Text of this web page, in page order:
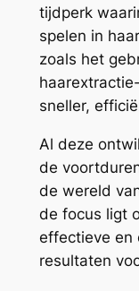
tijdperk
spelen in
zoals het
sneller,
Al deze
de
de wereld
de focus ligt
effectieve en
resultaten